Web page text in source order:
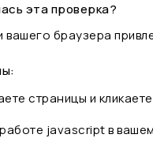
эта проверка?
вашего браузера
страницы и
javascript в